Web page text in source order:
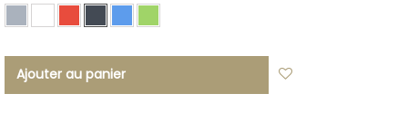
Ajouter au panier